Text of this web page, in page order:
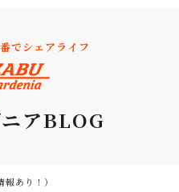
でシェアライフ
アBLOG
あり！）